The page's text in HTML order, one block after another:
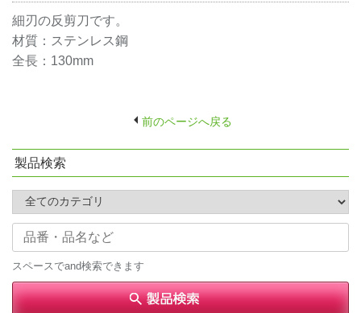
細刃の反剪刀です。
材質：ステンレス鋼
全長：130mm
前のページへ戻る
製品検索
スペースでand検索できます